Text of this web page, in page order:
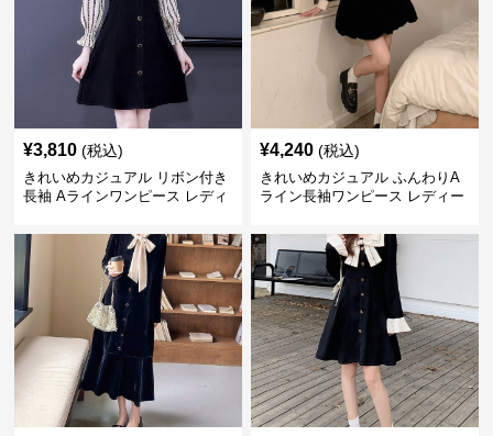
¥3,810 (税込)
きれいめカジュアル リボン付き
長袖 Aラインワンピース レディ
り替え 膝上丈 細見え フェミニ
ン おしゃれ
¥4,240 (税込)
きれいめカジュアル ふんわりA
ライン長袖ワンピース レディー
ト フェミニン 上品 おしゃれ